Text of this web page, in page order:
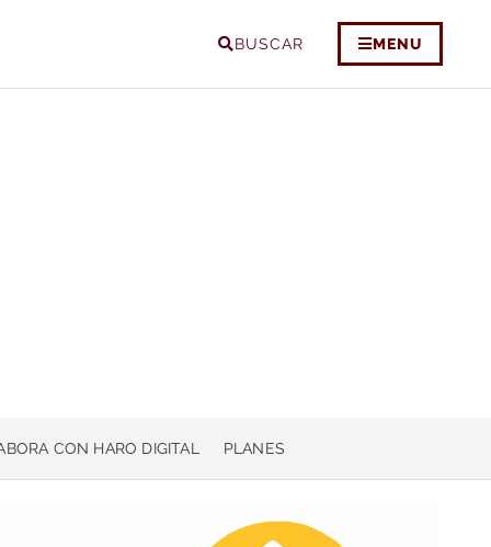
BUSCAR MENU
CON HARO DIGITAL PLANES